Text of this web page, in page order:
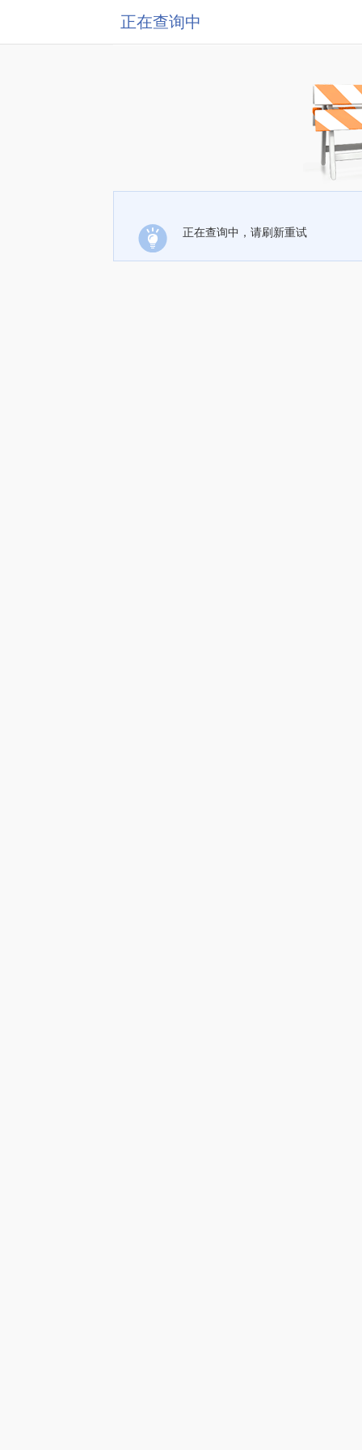
正在查询中
正在查询中，请刷新重试